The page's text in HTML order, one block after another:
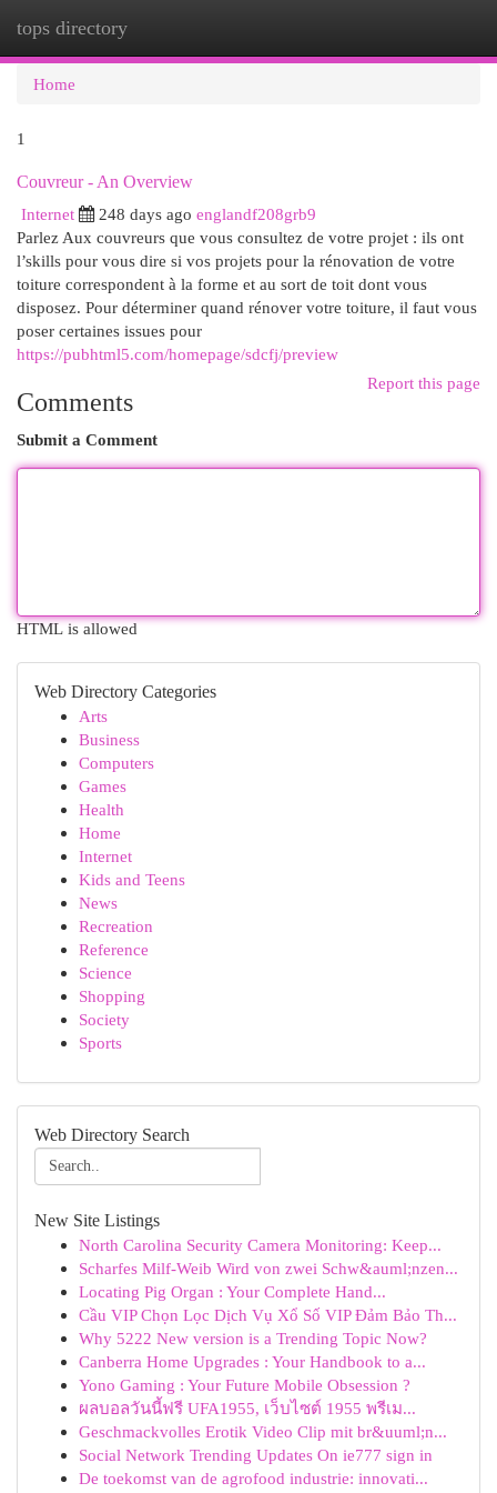
tops directory
Home
1
Couvreur - An Overview
Internet
248 days ago englandf208grb9
Parlez Aux couvreurs que vous consultez de votre projet : ils ont
l’skills pour vous dire si vos projets pour la rénovation de votre
toiture correspondent à la forme et au sort de toit dont vous
disposez. Pour déterminer quand rénover votre toiture, il faut vous
poser certaines issues pour
https://pubhtml5.com/homepage/sdcfj/preview
Report this page
Comments
Submit a Comment
HTML is allowed
Web Directory Categories
Arts
Business
Computers
Games
Health
Home
Internet
Kids and Teens
News
Recreation
Reference
Science
Shopping
Society
Sports
Web Directory Search
New Site Listings
North Carolina Security Camera Monitoring: Keep...
Scharfes Milf-Weib Wird von zwei Schw&auml;nzen...
Locating Pig Organ : Your Complete Hand...
Cầu VIP Chọn Lọc Dịch Vụ Xổ Số VIP Đảm Bảo Th...
Why 5222 New version is a Trending Topic Now?
Canberra Home Upgrades : Your Handbook to a...
Yono Gaming : Your Future Mobile Obsession ?
ผลบอลวันนี้ฟรี UFA1955, เว็บไซต์ 1955 พรีเม...
Geschmackvolles Erotik Video Clip mit br&uuml;n...
Social Network Trending Updates On ie777 sign in
De toekomst van de agrofood industrie: innovati...